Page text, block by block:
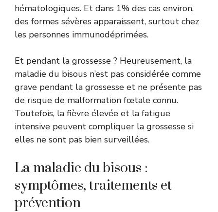
hématologiques. Et dans 1% des cas environ,
des formes sévères apparaissent, surtout chez
les personnes immunodéprimées.
Et pendant la grossesse ? Heureusement, la
maladie du bisous n’est pas considérée comme
grave pendant la grossesse et ne présente pas
de risque de malformation fœtale connu.
Toutefois, la fièvre élevée et la fatigue
intensive peuvent compliquer la grossesse si
elles ne sont pas bien surveillées.
La maladie du bisous :
symptômes, traitements et
prévention